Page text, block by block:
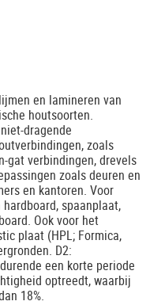
en lamineren van
houtsoorten.
dragende
zoals
gat verbindingen, drevels
zoals deuren en
en kantoren. Voor
spaanplaat,
Ook voor het
plaat (HPL; Formica,
D2:
een korte periode
optreedt, waarbij
18%.